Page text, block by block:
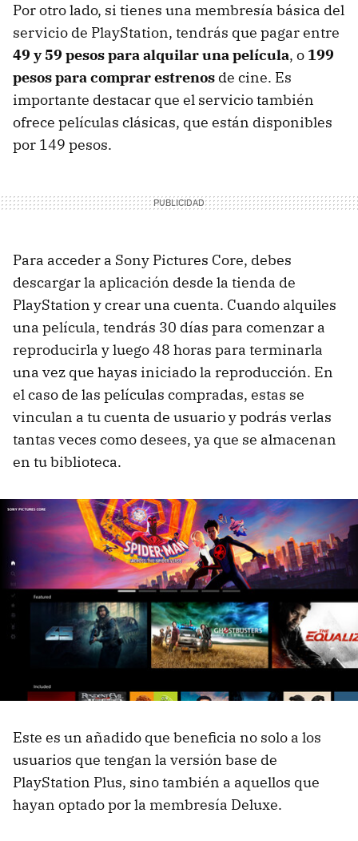
Por otro lado, si tienes una membresía básica del
servicio de PlayStation, tendrás que pagar entre
49 y 59 pesos para alquilar una película, o 199
pesos para comprar estrenos de cine. Es
importante destacar que el servicio también
ofrece películas clásicas, que están disponibles
por 149 pesos.
Para acceder a Sony Pictures Core, debes
descargar la aplicación desde la tienda de
PlayStation y crear una cuenta. Cuando alquiles
una película, tendrás 30 días para comenzar a
reproducirla y luego 48 horas para terminarla
una vez que hayas iniciado la reproducción. En
el caso de las películas compradas, estas se
vinculan a tu cuenta de usuario y podrás verlas
tantas veces como desees, ya que se almacenan
en tu biblioteca.
Este es un añadido que beneficia no solo a los
usuarios que tengan la versión base de
PlayStation Plus, sino también a aquellos que
hayan optado por la membresía Deluxe.